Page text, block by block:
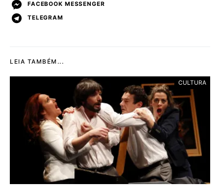
FACEBOOK MESSENGER
TELEGRAM
LEIA TAMBÉM...
CULTURA